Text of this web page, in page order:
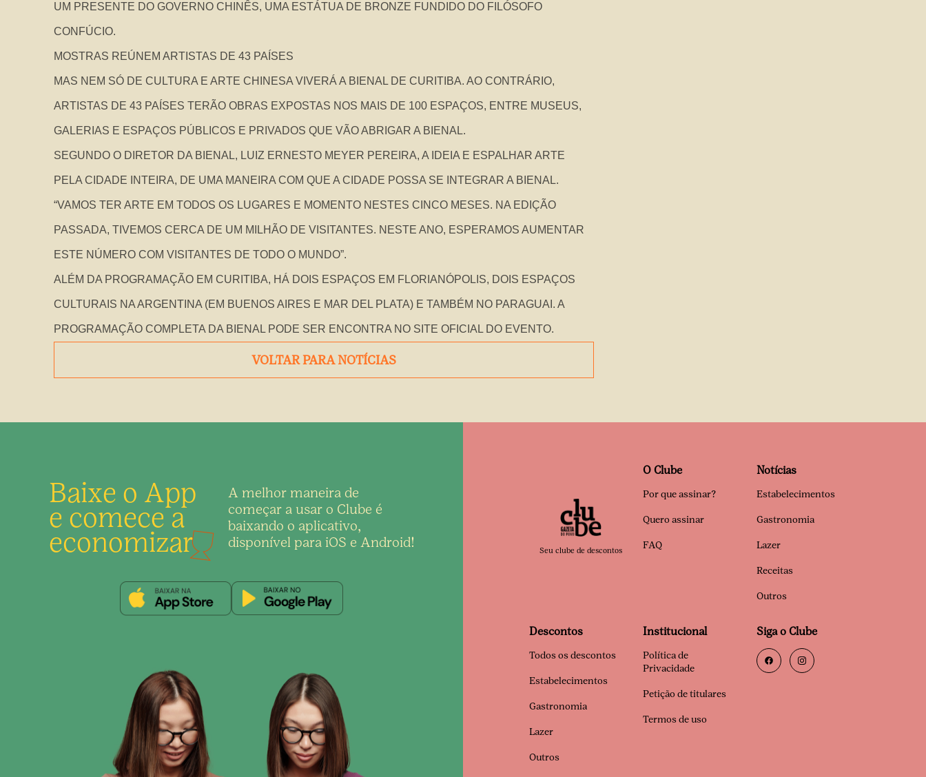
UM PRESENTE DO GOVERNO CHINÊS, UMA ESTÁTUA DE BRONZE FUNDIDO DO FILÓSOFO
CONFÚCIO.
MOSTRAS REÚNEM ARTISTAS DE 43 PAÍSES
MAS NEM SÓ DE CULTURA E ARTE CHINESA VIVERÁ A BIENAL DE CURITIBA. AO CONTRÁRIO,
ARTISTAS DE 43 PAÍSES TERÃO OBRAS EXPOSTAS NOS MAIS DE 100 ESPAÇOS, ENTRE MUSEUS,
GALERIAS E ESPAÇOS PÚBLICOS E PRIVADOS QUE VÃO ABRIGAR A BIENAL.
SEGUNDO O DIRETOR DA BIENAL, LUIZ ERNESTO MEYER PEREIRA, A IDEIA E ESPALHAR ARTE
PELA CIDADE INTEIRA, DE UMA MANEIRA COM QUE A CIDADE POSSA SE INTEGRAR A BIENAL.
“VAMOS TER ARTE EM TODOS OS LUGARES E MOMENTO NESTES CINCO MESES. NA EDIÇÃO
PASSADA, TIVEMOS CERCA DE UM MILHÃO DE VISITANTES. NESTE ANO, ESPERAMOS AUMENTAR
ESTE NÚMERO COM VISITANTES DE TODO O MUNDO”.
ALÉM DA PROGRAMAÇÃO EM CURITIBA, HÁ DOIS ESPAÇOS EM FLORIANÓPOLIS, DOIS ESPAÇOS
CULTURAIS NA ARGENTINA (EM BUENOS AIRES E MAR DEL PLATA) E TAMBÉM NO PARAGUAI. A
PROGRAMAÇÃO COMPLETA DA BIENAL PODE SER ENCONTRA NO SITE OFICIAL DO EVENTO.
VOLTAR PARA NOTÍCIAS
Baixe o App
e comece a
economizar
A melhor maneira de
começar a usar o Clube é
baixando o aplicativo,
disponível para iOS e Android!
Seu clube de descontos
O Clube
Por que assinar?
Quero assinar
FAQ
Notícias
Estabelecimentos
Gastronomia
Lazer
Receitas
Outros
Descontos
Todos os descontos
Estabelecimentos
Gastronomia
Lazer
Outros
Institucional
Política de
Privacidade
Petição de titulares
Termos de uso
Siga o Clube